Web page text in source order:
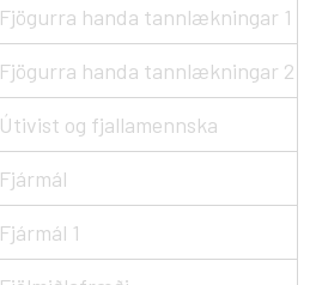
Fjögurra handa tannlækningar 1
Fjögurra handa tannlækningar 2
Útivist og fjallamennska
Fjármál
Fjármál 1